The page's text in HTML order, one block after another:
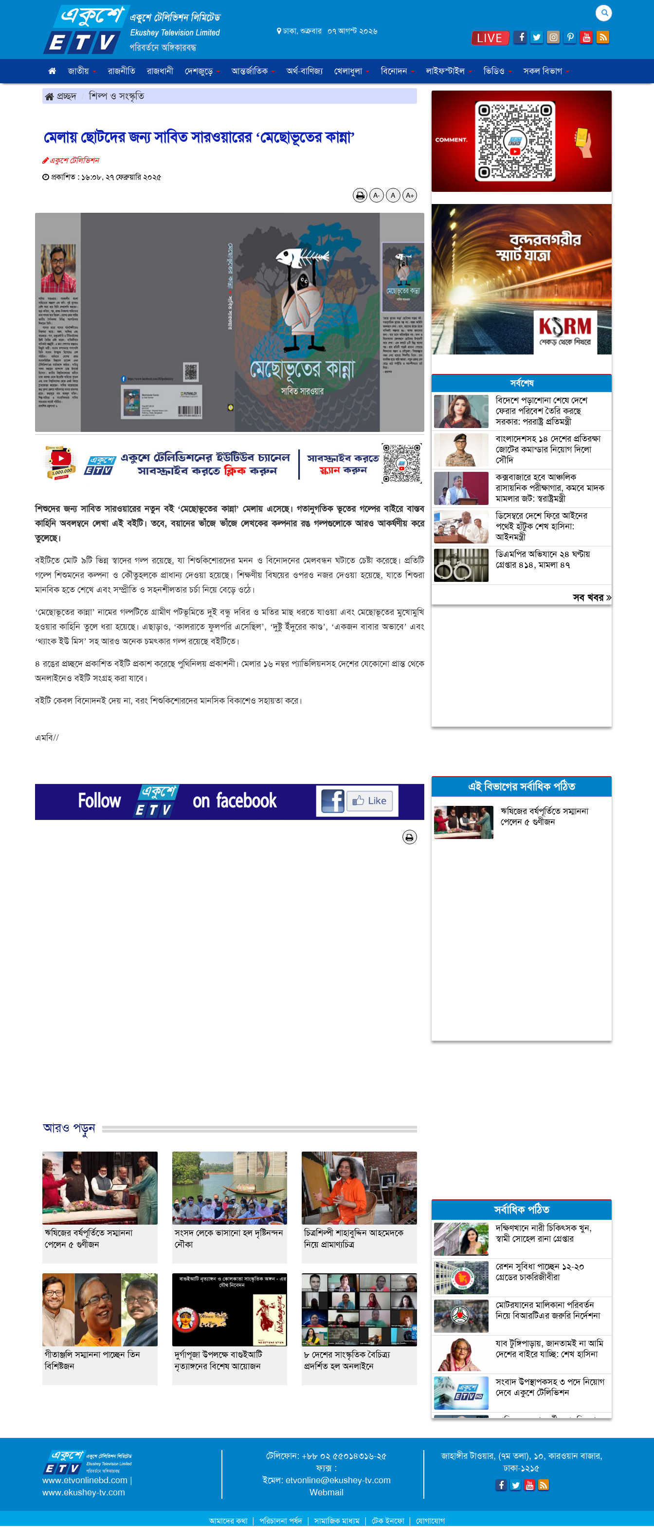
ঢাকা, শুক্রবার ০৭ আগস্ট ২০২৬
Search
জাতীয় রাজনীতি রাজধানী দেশজুড়ে আন্তর্জাতিক অর্থ-বাণিজ্য খেলাধুলা বিনোদন লাইফস্টাইল ভিডিও সকল বিভাগ
প্রচ্ছদ শিল্প ও সংস্কৃতি
মেলায় ছোটদের জন্য সাবিত সারওয়ারের ‘মেছোভূতের কান্না’
একুশে টেলিভিশন
প্রকাশিত : ১৬:০৮, ২৭ ফেব্রুয়ারি ২০২৫
A- A A+
শিশুদের জন্য সাবিত সারওয়ারের নতুন বই ‘মেছোভূতের কান্না’ মেলায় এসেছে। গতানুগতিক ভূতের গল্পের বাইরে বাস্তব
কাহিনি অবলম্বনে লেখা এই বইটি। তবে, বয়ানের ভাঁজে ভাঁজে লেখকের কল্পনার রঙ গল্পগুলোকে আরও আকর্ষণীয় করে
তুলেছে।
বইটিতে মোট ৯টি ভিন্ন স্বাদের গল্প রয়েছে, যা শিশুকিশোরদের মনন ও বিনোদনের মেলবন্ধন ঘটাতে চেষ্টা করেছে। প্রতিটি
গল্পে শিশুমনের কল্পনা ও কৌতুহলকে প্রাধান্য দেওয়া হয়েছে। শিক্ষণীয় বিষয়ের ওপরও নজর দেওয়া হয়েছে, যাতে শিশুরা
মানবিক হতে শেখে এবং সম্প্রীতি ও সহনশীলতার চর্চা নিয়ে বেড়ে ওঠে।
‘মেছোভূতের কান্না’ নামের গল্পটিতে গ্রামীণ পটভূমিতে দুই বন্ধু দবির ও মতির মাছ ধরতে যাওয়া এবং মেছোভূতের মুখোমুখি
হওয়ার কাহিনি তুলে ধরা হয়েছে। এছাড়াও, ‘কালরাতে ফুলপরি এসেছিল’, ‘দুষ্টু ইঁদুরের কাণ্ড’, ‘একজন বাবার অভাবে’ এবং
‘থ্যাংক ইউ মিস’ সহ আরও অনেক চমৎকার গল্প রয়েছে বইটিতে।
৪ রঙের প্রচ্ছদে প্রকাশিত বইটি প্রকাশ করেছে পুথিনিলয় প্রকাশনী। মেলার ১৬ নম্বর প্যাভিলিয়নসহ দেশের যেকোনো প্রান্ত থেকে
অনলাইনেও বইটি সংগ্রহ করা যাবে।
বইটি কেবল বিনোদনই দেয় না, বরং শিশুকিশোরদের মানসিক বিকাশেও সহায়তা করে।
এমবি//
আরও পড়ুন
ঋষিজের বর্ষপূর্তিতে সম্মাননা
পেলেন ৫ গুণীজন
সংসদ লেকে ভাসানো হল দৃষ্টিনন্দন
নৌকা
চিত্রশিল্পী শাহাবুদ্দিন আহমেদকে
নিয়ে প্রামাণ্যচিত্র
গীতাঞ্জলি সম্মাননা পাচ্ছেন তিন
বিশিষ্টজন
দুর্গাপূজা উপলক্ষে বাগুইআটি
নৃত্যাঙ্গনের বিশেষ আয়োজন
৮ দেশের সাংস্কৃতিক বৈচিত্র্য
প্রদর্শিত হল অনলাইনে
সর্বশেষ
বিদেশে পড়াশোনা শেষে দেশে
ফেরার পরিবেশ তৈরি করছে
সরকার: পররাষ্ট্র প্রতিমন্ত্রী
বাংলাদেশসহ ১৪ দেশের প্রতিরক্ষা
জোটের কমান্ডার নিয়োগ দিলো
সৌদি
কক্সবাজারে হবে আঞ্চলিক
রাসায়নিক পরীক্ষাগার, কমবে মাদক
মামলার জট: স্বরাষ্ট্রমন্ত্রী
ডিসেম্বরে দেশে ফিরে আইনের
পথেই হাঁটুক শেখ হাসিনা:
আইনমন্ত্রী
ডিএমপির অভিযানে ২৪ ঘণ্টায়
গ্রেপ্তার ৪১৪, মামলা ৪৭
দেশের গণমাধ্যম এখনও পুরোপুরি
স্বাধীন নয়: জামায়াত আমিরসব খবর
এই বিভাগের সর্বাধিক পঠিত
ঋষিজের বর্ষপূর্তিতে সম্মাননা
পেলেন ৫ গুণীজন
সর্বাধিক পঠিত
দক্ষিণখানে নারী চিকিৎসক খুন,
স্বামী সোহেল রানা গ্রেপ্তার
রেশন সুবিধা পাচ্ছেন ১২-২০
গ্রেডের চাকরিজীবীরা
মোটরযানের মালিকানা পরিবর্তন
নিয়ে বিআরটিএর জরুরি নির্দেশনা
যাব টুঙ্গিপাড়ায়, জানতামই না আমি
দেশের বাইরে যাচ্ছি: শেখ হাসিনা
সংবাদ উপস্থাপকসহ ৩ পদে নিয়োগ
দেবে একুশে টেলিভিশন
জাতিসংঘের পরবর্তী মহাসচিব পদে
ক্যাম্পাস অ্যাম্বাসেডর নিয়োগ দিচ্ছে
একুশে টেলিভিশন
www.etvonlinebd.com |
www.ekushey-tv.com
টেলিফোন: +৮৮ ০২ ৫৫০১৪৩১৬-২৫
ফ্যক্স :
ইমেল: etvonline@ekushey-tv.com
Webmail
জাহাঙ্গীর টাওয়ার, (৭ম তলা), ১০, কারওয়ান বাজার,
ঢাকা-১২১৫
আমাদের কথা | পরিচালনা পর্ষদ | সামাজিক মাধ্যম | টেক ইনফো | যোগাযোগ